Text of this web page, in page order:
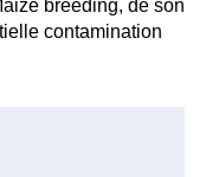
breeding, de son
contamination